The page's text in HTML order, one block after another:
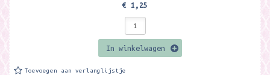
€ 1,25
In winkelwagen
Toevoegen aan verlanglijstje